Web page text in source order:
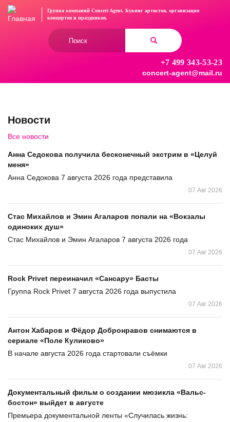
Перейти
Группа компаний Concert Agent. Букинг артистов, организация
концертови праздников.
+7 499 343-53-23
concert-agent@mail.ru
Новости
Все новости
Анна Седокова получила бесконечный экстрим в «Целуй
меня»
Анна Седокова 7 августа 2026 года представила
07 Авг 2026
Стас Михайлов и Эмин Агаларов попали на «Вокзалы
одиноких душ»
Стас Михайлов и Эмин Агаларов 7 августа 2026 года
07 Авг 2026
Rock Privet переиначил «Сансару» Басты
Группа Rock Privet 7 августа 2026 года выпустила
07 Авг 2026
Антон Хабаров и Фёдор Добронравов снимаются в
сериале «Поле Куликово»
В начале августа 2026 года стартовали съёмки
07 Авг 2026
Документальный фильм о создании мюзикла «Вальс-
бостон» выйдет в августе
Премьера документальной ленты «Случилась жизнь: